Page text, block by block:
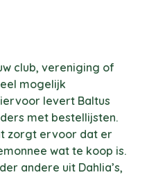
club, vereniging of
mogelijk
levert Baltus
met bestellijsten.
zorgt ervoor dat er
wat te koop is.
andere uit Dahlia’s,